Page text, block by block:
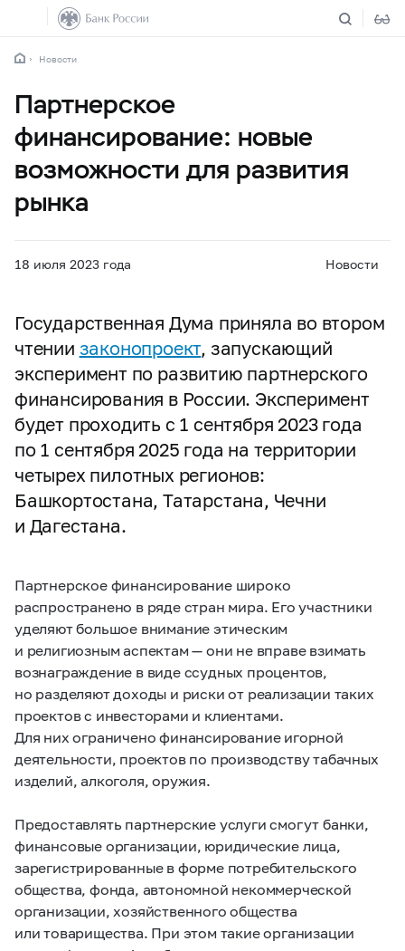
Новости
Партнерское
финансирование: новые
возможности для развития
рынка
18 июля 2023 года Новости
Государственная Дума приняла во втором
чтении законопроект, запускающий
эксперимент по развитию партнерского
финансирования в России. Эксперимент
будет проходить с 1 сентября 2023 года
по 1 сентября 2025 года на территории
четырех пилотных регионов:
Башкортостана, Татарстана, Чечни
и Дагестана.
Партнерское финансирование широко
распространено в ряде стран мира. Его участники
уделяют большое внимание этическим
и религиозным аспектам — они не вправе взимать
вознаграждение в виде ссудных процентов,
но разделяют доходы и риски от реализации таких
проектов с инвесторами и клиентами.
Для них ограничено финансирование игорной
деятельности, проектов по производству табачных
изделий, алкоголя, оружия.
Предоставлять партнерские услуги смогут банки,
финансовые организации, юридические лица,
зарегистрированные в форме потребительского
общества, фонда, автономной некоммерческой
организации, хозяйственного общества
или товарищества. При этом такие организации